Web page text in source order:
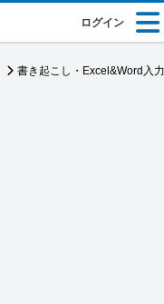
ログイン
書き起こし・Excel&Word入